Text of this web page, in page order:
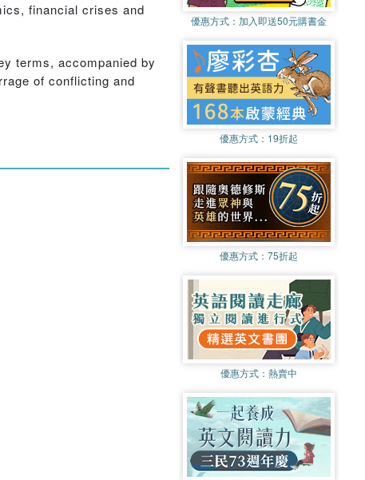
financial crises and
terms, accompanied by
of conflicting and
優惠方式： 加入即送50元購書金
優惠方式： 19折起
優惠方式： 75折起
優惠方式： 熱賣中